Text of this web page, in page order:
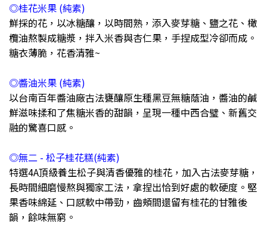
◎桂花米果 (純素)
鮮採的花，以冰糖釀，以時間熟，添入麥芽糖、鹽之花、橄
欖油熬製成糖漿，拌入米香與杏仁果，手捏成型冷卻而成。
糖衣薄脆，花香清雅~
◎醬油米果 (純素)
以台南百年醬油廠古法甕釀原生種黑豆無糖蔭油，醬油的鹹
鮮滋味揉和了焦糖米香的甜韻，呈現一種中西合璧、新舊交
融的驚喜口感。
◎無二 - 松子桂花糕(純素)
特選4A頂級養生松子與清香優雅的桂花，加入古法麥芽糖，
長時間細磨慢熬與獨家工法，拿捏出恰到好處的軟硬度。堅
果香味綿延、口感軟中帶勁，齒頰間還留有桂花的甘雅後
韻，餘味無窮。